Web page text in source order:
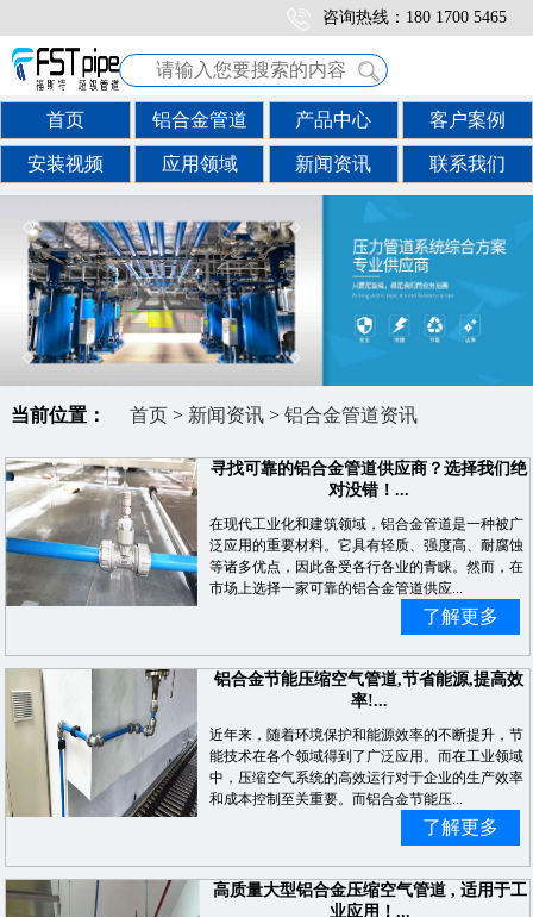
咨询热线：180 1700 5465
首页 铝合金管道 产品中心 客户案例
安装视频 应用领域 新闻资讯 联系我们
当前位置： 首页> 新闻资讯> 铝合金管道资讯
寻找可靠的铝合金管道供应商？选择我们绝
对没错！...
在现代工业化和建筑领域，铝合金管道是一种被广
泛应用的重要材料。它具有轻质、强度高、耐腐蚀
等诸多优点，因此备受各行各业的青睐。然而，在
市场上选择一家可靠的铝合金管道供应...
了解更多
铝合金节能压缩空气管道,节省能源,提高效
率!...
近年来，随着环境保护和能源效率的不断提升，节
能技术在各个领域得到了广泛应用。而在工业领域
中，压缩空气系统的高效运行对于企业的生产效率
和成本控制至关重要。而铝合金节能压...
了解更多
高质量大型铝合金压缩空气管道 , 适用于工
业应用！...